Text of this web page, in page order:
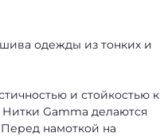
одежды из тонких и
и стойкостью к
Gamma делаются
Перед намоткой на